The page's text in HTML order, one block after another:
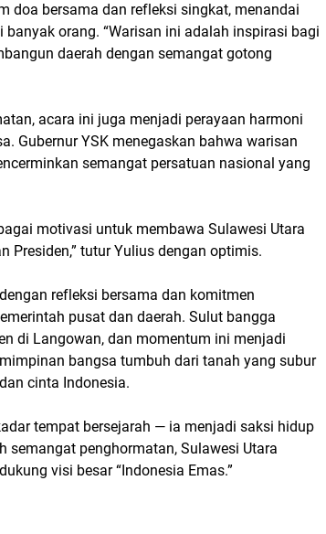
doa bersama dan refleksi singkat, menandai
orang. “Warisan ini adalah inspirasi bagi
daerah dengan semangat gotong
acara ini juga menjadi perayaan harmoni
. Gubernur YSK menegaskan bahwa warisan
semangat persatuan nasional yang
motivasi untuk membawa Sulawesi Utara
Presiden,” tutur Yulius dengan optimis.
refleksi bersama dan komitmen
pusat dan daerah. Sulut bangga
di Langowan, dan momentum ini menjadi
bangsa tumbuh dari tanah yang subur
cinta Indonesia.
tempat bersejarah — ia menjadi saksi hidup
semangat penghormatan, Sulawesi Utara
visi besar “Indonesia Emas.”